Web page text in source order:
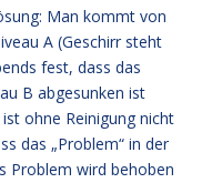
Man kommt von
A (Geschirr steht
fest, dass das
B abgesunken ist
ohne Reinigung nicht
das „Problem“ in der
Problem wird behoben